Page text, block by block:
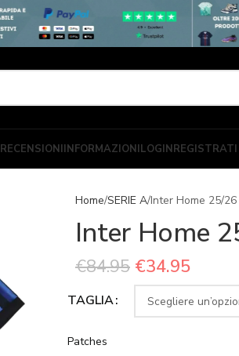
RECENSIONIINFORMAZIONILOGINREGISTRATI
Home SERIE A Inter Home 25/26
Inter Home
€84.95 €34.95
TAGLIA
Patches